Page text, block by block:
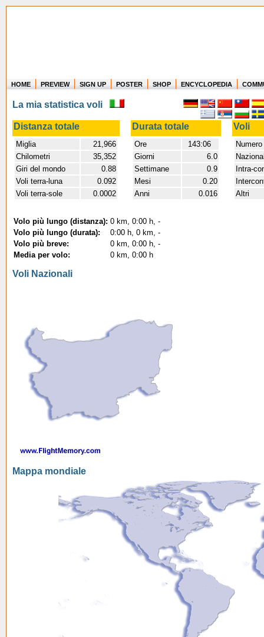
Where in the world have you flown?
How long have you been in the air?
Create your own FlightMemory and see!
HOME PREVIEW SIGN UP POSTER SHOP ENCYCLOPEDIA
La mia statistica voli
Distanza totale Durata totale Voli
Miglia
21,966
Chilometri
35,352
Giri del mondo
0.88
Voli terra-luna
0.092
Voli terra-sole
0.0002
Ore
143:06
Giorni
6.0
Settimane
0.9
Mesi
0.20
Anni
0.016
Intra-
Altri
Volo più lungo (distanza): 0 km, 0:00 h, -
Volo più lungo (durata):
0:00 h, 0 km, -
Volo più breve:
0 km, 0:00 h, -
Media per volo:
0 km, 0:00 h
Voli Nazionali
Mappa mondiale